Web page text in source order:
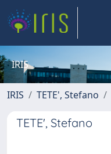
IRIS
IRIS TETE', Stefano
TETE', Stefano